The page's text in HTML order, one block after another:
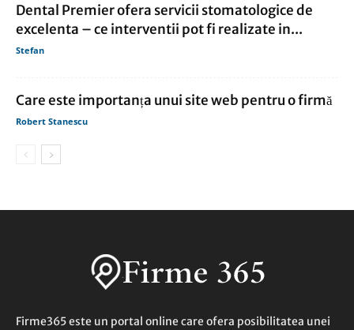
Dental Premier ofera servicii stomatologice de
excelenta – ce interventii pot fi realizate in...
Stefan
Care este importanța unui site web pentru o firmă
Robert Stanescu
Firme365 este un portal online care ofera posibilitatea unei